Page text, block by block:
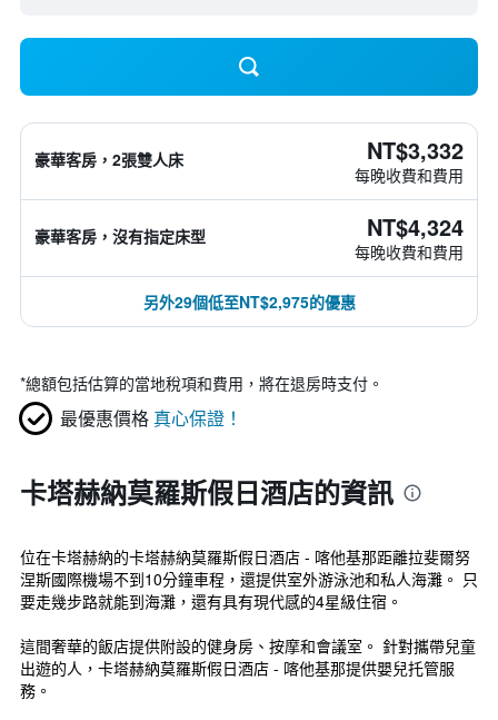
豪華客房，2張雙人床 NT$3,332
每晚收費和費用
豪華客房，沒有指定床型 NT$4,324
每晚收費和費用
另外29個低至NT$2,975的優惠
*總額包括估算的當地稅項和費用，將在退房時支付。
最優惠價格 真心保證！
卡塔赫納莫羅斯假日酒店的資訊
位在卡塔赫納的卡塔赫納莫羅斯假日酒店 - 喀他基那距離拉斐爾努
涅斯國際機場不到10分鐘車程，還提供室外游泳池和私人海灘。 只
要走幾步路就能到海灘，還有具有現代感的4星級住宿。
這間奢華的飯店提供附設的健身房、按摩和會議室。 針對攜帶兒童
出遊的人，卡塔赫納莫羅斯假日酒店 - 喀他基那提供嬰兒托管服
務。